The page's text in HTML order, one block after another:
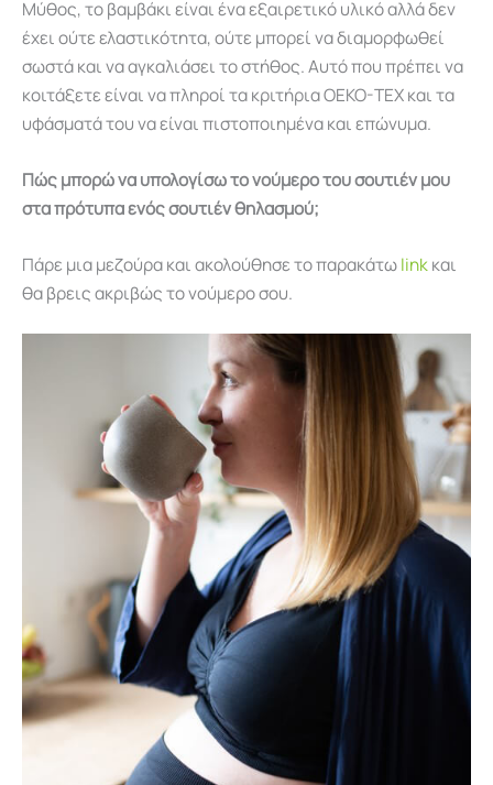
Μύθος, το βαμβάκι είναι ένα εξαιρετικό υλικό αλλά δεν
έχει ούτε ελαστικότητα, ούτε μπορεί να διαμορφωθεί
σωστά και να αγκαλιάσει το στήθος. Αυτό που πρέπει να
κοιτάξετε είναι να πληροί τα κριτήρια OEKO-TEX και τα
υφάσματά του να είναι πιστοποιημένα και επώνυμα.
Πώς μπορώ να υπολογίσω το νούμερο του σουτιέν μου
στα πρότυπα ενός σουτιέν θηλασμού;
Πάρε μια μεζούρα και ακολούθησε το παρακάτωlinkκαι
θα βρεις ακριβώς το νούμερο σου.